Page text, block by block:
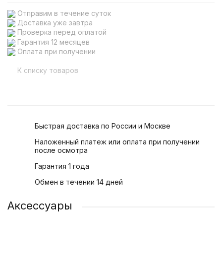
Отправим в течение суток
Доставка уже завтра
Проверка перед оплатой
Гарантия 12 месяцев
Оплата при получении
К списку товаров
Быстрая доставка по России и Москве
Наложенный платеж или оплата при получении
после осмотра
Гарантия 1 года
Обмен в течении 14 дней
Аксессуары